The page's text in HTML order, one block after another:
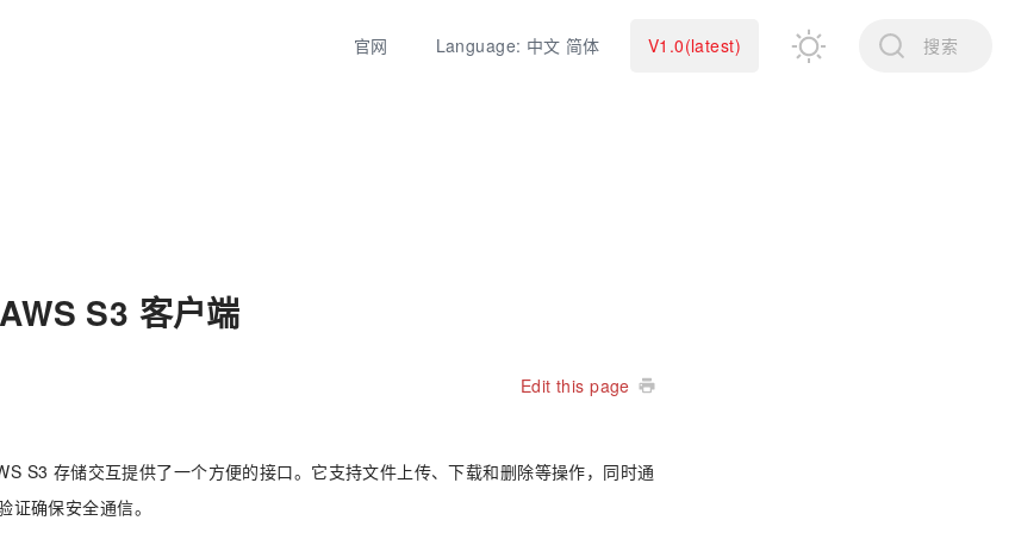
官网 Language: 中文 简体 V1.0(latest) 搜索
S3 客户端
Edit this page
S3 存储交互提供了一个方便的接口。它支持文件上传、下载和删除等操作，同时通
确保安全通信。